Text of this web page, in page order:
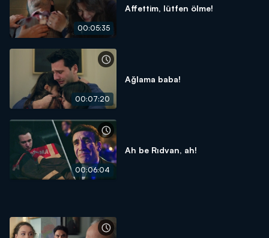
00:05:35
Affettim, lütfen ölme!
00:07:20
Ağlama baba!
00:06:04
Ah be Rıdvan, ah!